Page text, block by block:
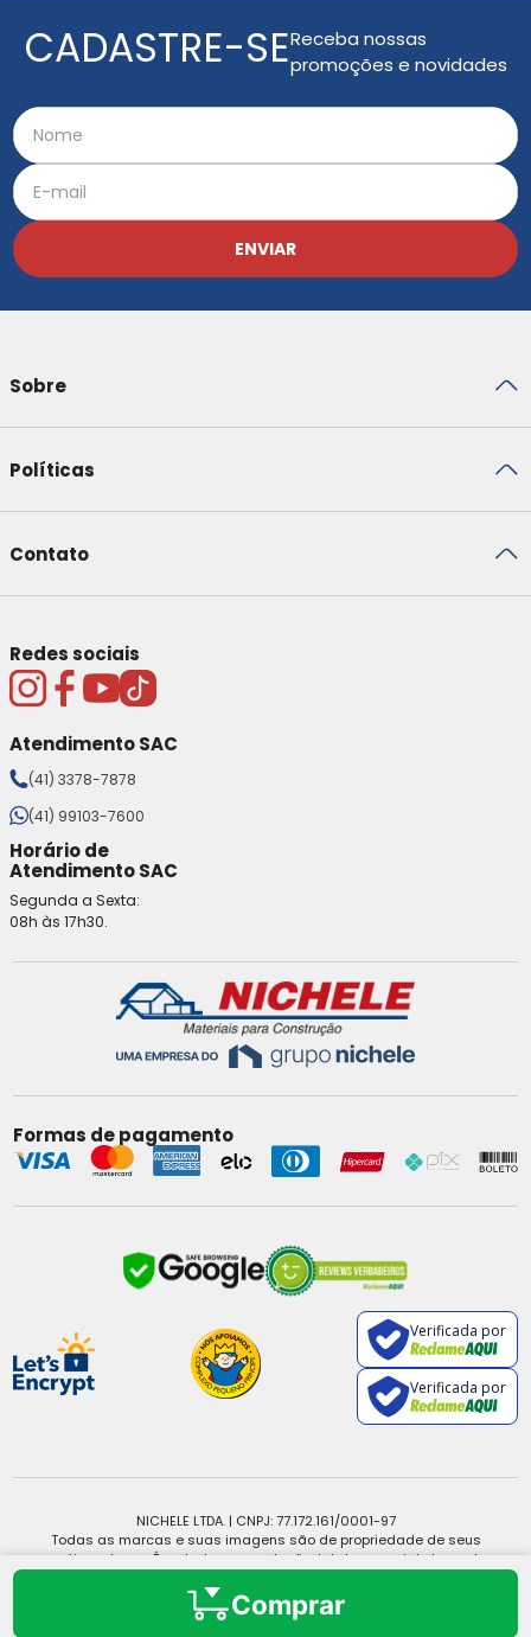
Comprar
CADASTRE-SEReceba nossas
promoções e novidades
ENVIAR
Sobre
Políticas
Contato
Redes sociais
Atendimento SAC
(41) 3378-7878
(41) 99103-7600
Horário de
Atendimento SAC
Segunda a Sexta:
08h às 17h30.
Formas de pagamento
Verificada por
Verificada por
NICHELE LTDA. | CNPJ: 77.172.161/0001-97
Todas as marcas e suas imagens são de propriedade de seus
respectivos donos. É vedada a reprodução, total ou parcial, de qualquer
Copyright © 2025 - Todos os direitos reservados.